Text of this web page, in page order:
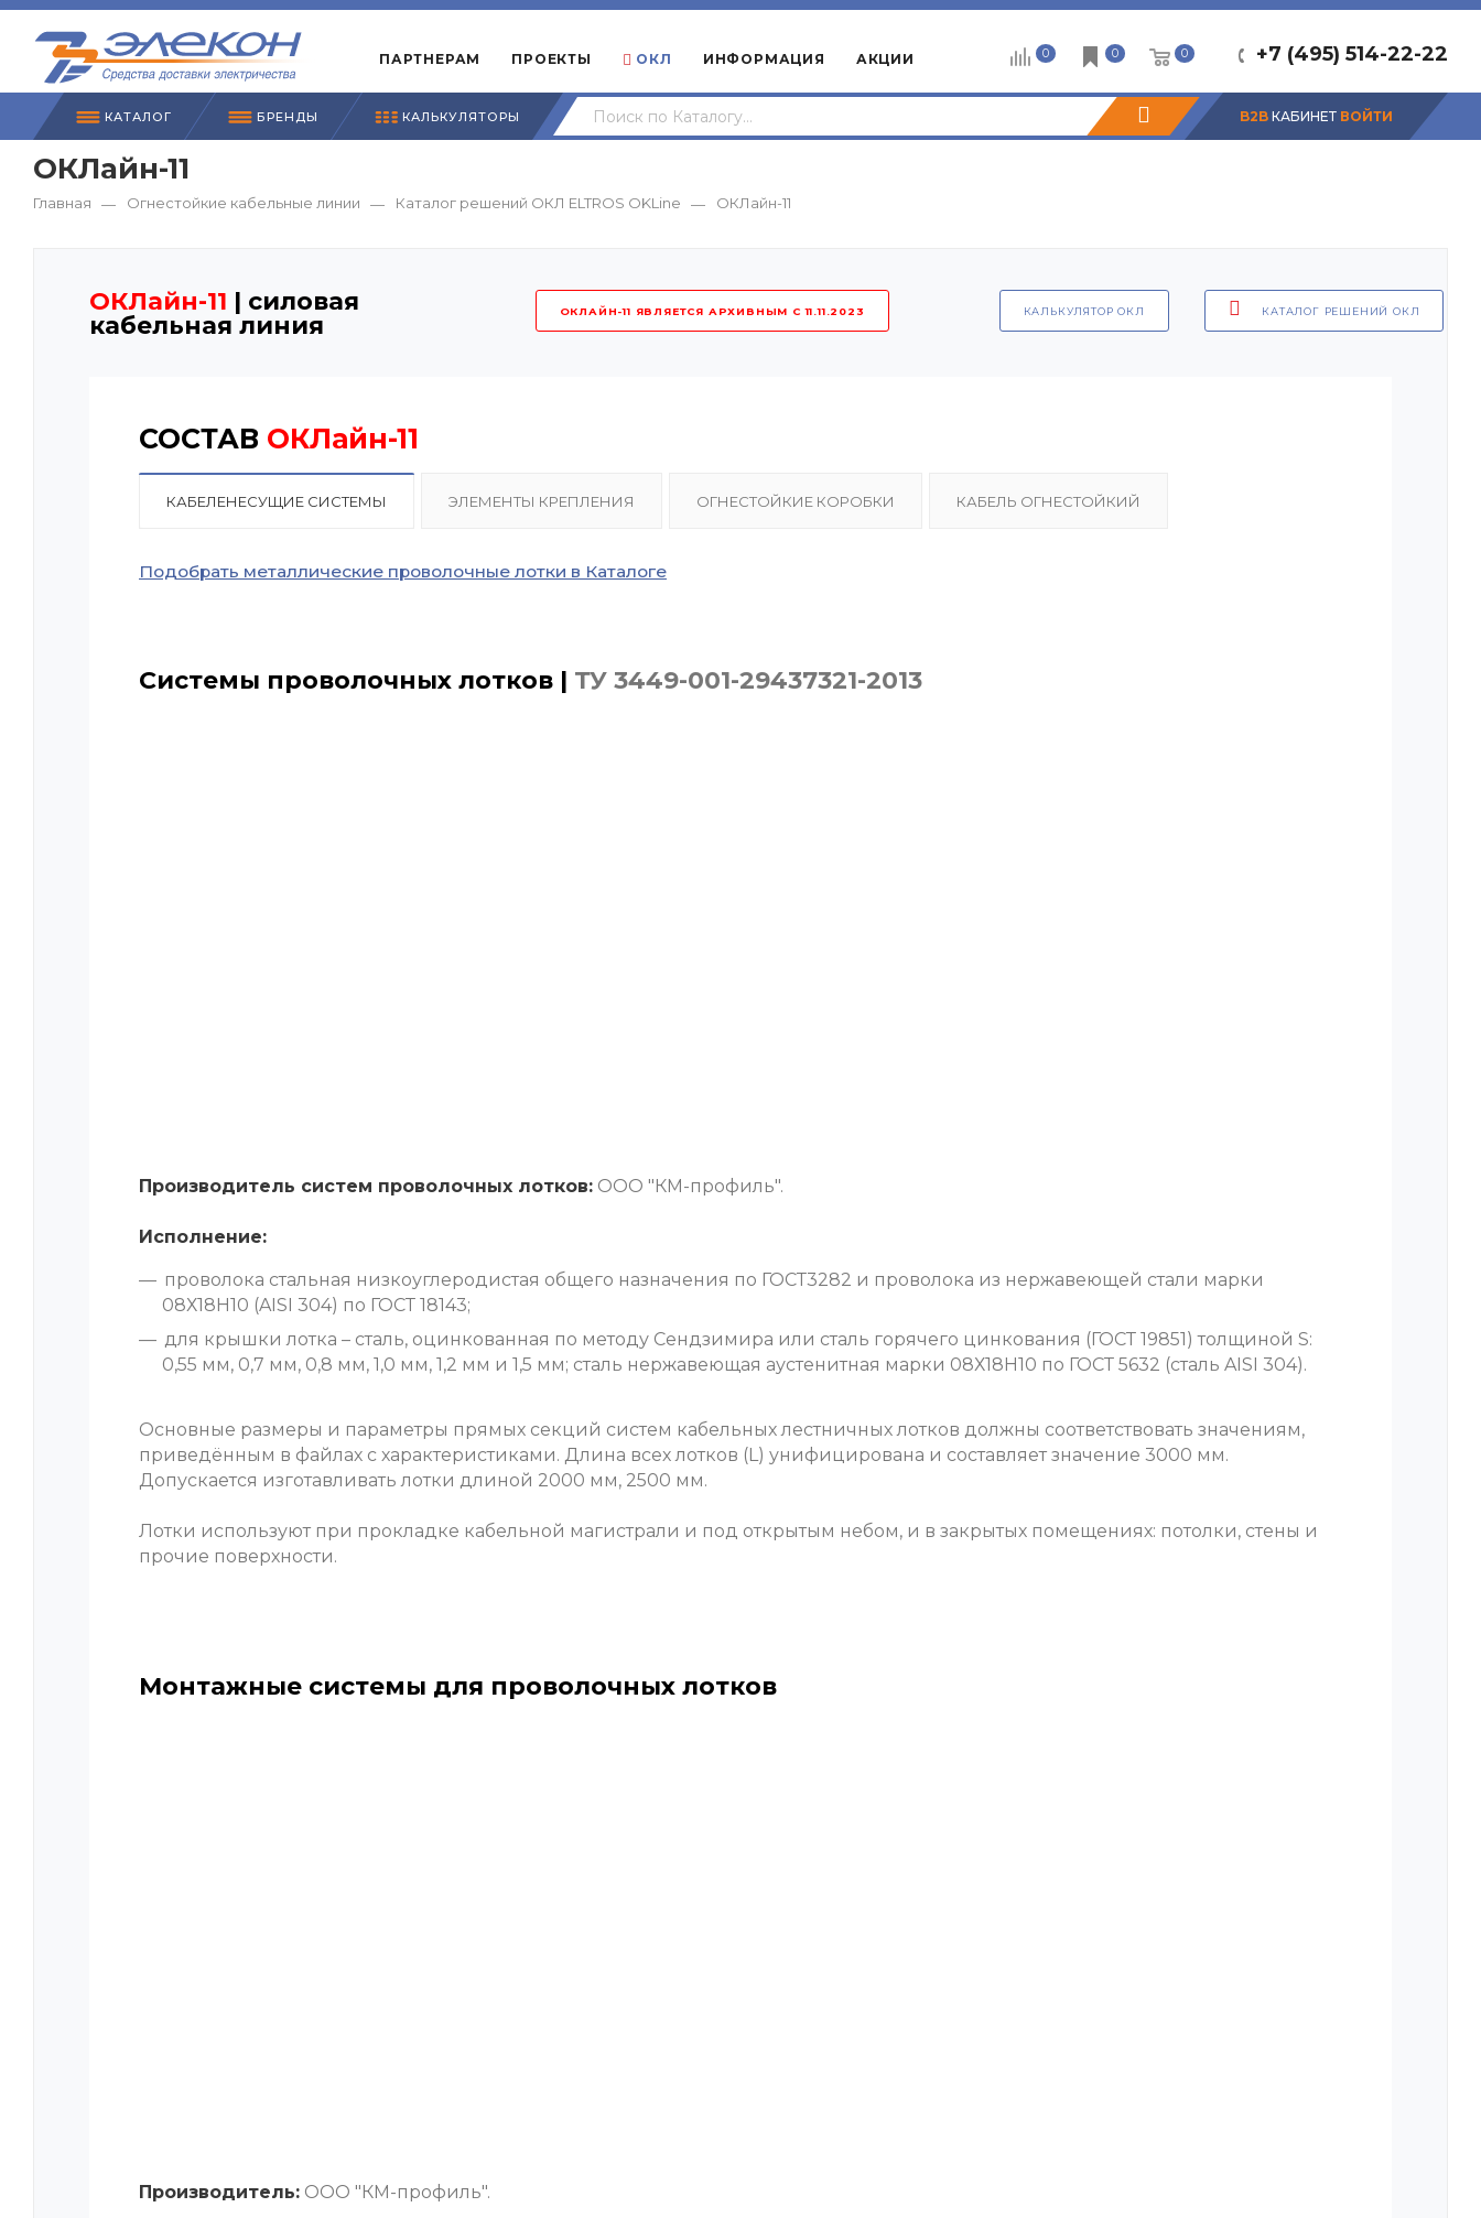
ПАРТНЕРАМ ПРОЕКТЫ ОКЛ ИНФОРМАЦИЯ АКЦИИ +7 (495) 514-22-22
0 0 0
B2B КАБИНЕТ ВОЙТИ
КАТАЛОГ БРЕНДЫ КАЛЬКУЛЯТОРЫ
ОКЛайн-11
Главная — Огнестойкие кабельные линии — Каталог решений ОКЛ ELTROS OKLine — ОКЛайн-11
ОКЛайн-11 | силовая
кабельная линия
ОКЛАЙН-11 ЯВЛЯЕТСЯ АРХИВНЫМ С 11.11.2023 КАЛЬКУЛЯТОР ОКЛ КАТАЛОГ РЕШЕНИЙ ОКЛ
СОСТАВ ОКЛайн-11
КАБЕЛЕНЕСУЩИЕ СИСТЕМЫ ЭЛЕМЕНТЫ КРЕПЛЕНИЯ ОГНЕСТОЙКИЕ КОРОБКИ КАБЕЛЬ ОГНЕСТОЙКИЙ
Подобрать металлические проволочные лотки в Каталоге
Системы проволочных лотков | ТУ 3449-001-29437321-2013
Производитель систем проволочных лотков: ООО "КМ-профиль".
Исполнение:
проволока стальная низкоуглеродистая общего назначения по ГОСТ3282 и проволока из нержавеющей стали марки
08Х18Н10 (AISI 304) по ГОСТ 18143;
для крышки лотка – сталь, оцинкованная по методу Сендзимира или сталь горячего цинкования (ГОСТ 19851) толщиной S:
0,55 мм, 0,7 мм, 0,8 мм, 1,0 мм, 1,2 мм и 1,5 мм; сталь нержавеющая аустенитная марки 08Х18Н10 по ГОСТ 5632 (сталь AISI 304).
Основные размеры и параметры прямых секций систем кабельных лестничных лотков должны соответствовать значениям,
приведённым в файлах с характеристиками. Длина всех лотков (L) унифицирована и составляет значение 3000 мм.
Допускается изготавливать лотки длиной 2000 мм, 2500 мм.
Лотки используют при прокладке кабельной магистрали и под открытым небом, и в закрытых помещениях: потолки, стены и
прочие поверхности.
Монтажные системы для проволочных лотков
Производитель: ООО "КМ-профиль".